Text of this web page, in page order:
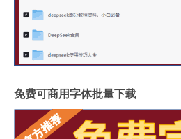
免费可商用字体批量下载